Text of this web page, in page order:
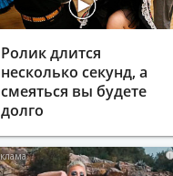
Ролик длится
несколько секунд, а
смеяться вы будете
долго
i